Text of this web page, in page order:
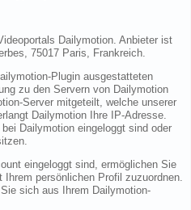
Dailymotion. Anbieter ist
75017 Paris, Frankreich.
Plugin ausgestatteten
zu den Servern von Dailymotion
Server mitgeteilt, welche unserer
Dailymotion Ihre IP-Adresse.
Dailymotion eingeloggt sind oder
eingeloggt sind, ermöglichen Sie
persönlichen Profil zuzuordnen.
sich aus Ihrem Dailymotion-